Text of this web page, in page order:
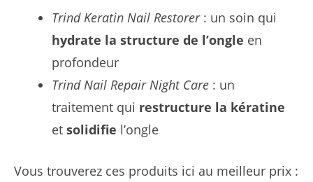
Trind Keratin Nail Restorer: un soin qui
hydrate la structure de l’ongle en
profondeur
Trind Nail Repair Night Care : un
traitement qui restructure la kératine
et solidifie l’ongle
Vous trouverez ces produits ici au meilleur prix :